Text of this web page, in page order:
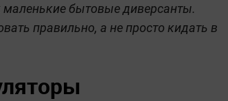
бытовые диверсанты.
правильно, а не просто кидать в